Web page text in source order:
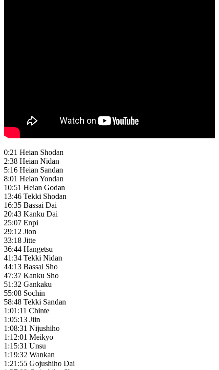
0:21 Heian Shodan
2:38 Heian Nidan
5:16 Heian Sandan
8:01 Heian Yondan
10:51 Heian Godan
13:46 Tekki Shodan
16:35 Bassai Dai
20:43 Kanku Dai
25:07 Enpi
29:12 Jion
33:18 Jitte
36:44 Hangetsu
41:34 Tekki Nidan
44:13 Bassai Sho
47:37 Kanku Sho
51:32 Gankaku
55:08 Sochin
58:48 Tekki Sandan
1:01:11 Chinte
1:05:13 Jiin
1:08:31 Nijushiho
1:12:01 Meikyo
1:15:31 Unsu
1:19:32 Wankan
1:21:55 Gojushiho Dai